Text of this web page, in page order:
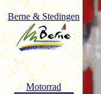
Berne & Stedingen
Motorrad